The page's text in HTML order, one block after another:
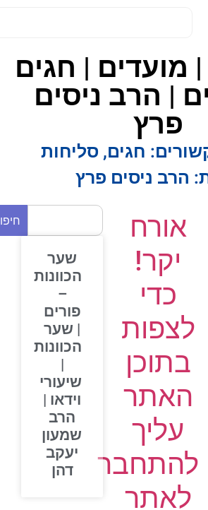
| חגים
| הרב ניסים
פרץ
חגים,סליחות
ניסים פרץ
אורח
יקר!
כדי
לצפות
בתוכן
האתר
עליך
להתחבר
לאתר
חיפוש
שער
הכוונות
פורים
| שער
הכוונות
שיעורי
וידאו |
הרב
שמעון
יעקב
דהן